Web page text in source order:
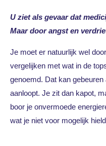
U ziet als gevaar dat
Maar door angst en
Je moet er natuurlijk wel
vergelijken met wat in de
genoemd. Dat kan
aanloopt. Je zit dan kapot,
boor je onvermoede
wat je niet voor mogelijk